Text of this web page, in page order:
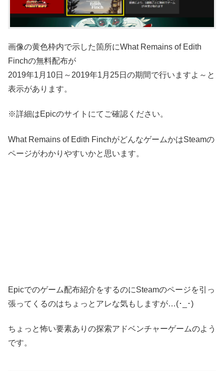
画像の黄色枠内で示した箇所にWhat Remains of Edith
Finchの無料配布が
2019年1月10日～2019年1月25日の期間で行いますよ～と
表示があります。
※詳細はEpicのサイトにてご確認ください。
What Remains of Edith FinchがどんなゲームかはSteamの
ページがわかりやすいかと思います。
Epicでのゲーム配布紹介をするのにSteamのページを引っ
張ってくるのはちょっとアレな気もしますが…(･_･)
ちょっと怖い要素ありの探索アドベンチャーゲームのよう
です。